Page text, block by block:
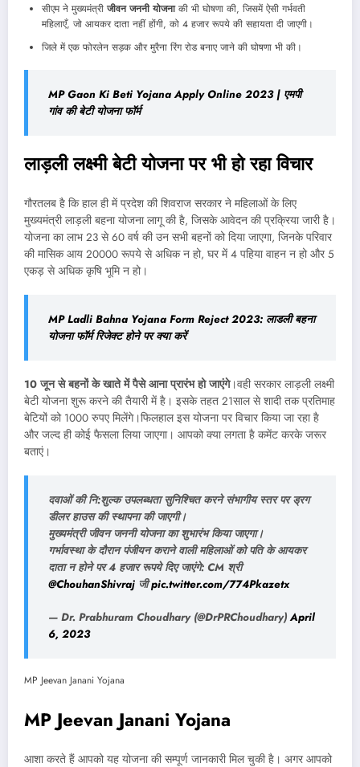
सीएम ने मुख्यमंत्री जीवन जननी योजनाकी भी घोषणा की, जिसमें ऐसी गर्भवती
महिलाएँ, जो आयकर दाता नहीं होंगी, को 4 हजार रूपये की सहायता दी जाएगी।
जिले में एक फोरलेन सड़क और मुरैना रिंग रोड बनाए जाने की घोषणा भी की।
MP Gaon Ki Beti Yojana Apply Online 2023 | एमपी
गांव की बेटी योजना फॉर्म
लाड़ली लक्ष्मी बेटी योजना पर भी हो रहा विचार
गौरतलब है कि हाल ही में प्रदेश की शिवराज सरकार ने महिलाओं के लिए
मुख्यमंत्री लाड़ली बहना योजना लागू की है, जिसके आवेदन की प्रक्रिया जारी है।
योजना का लाभ 23 से 60 वर्ष की उन सभी बहनों को दिया जाएगा, जिनके परिवार
की मासिक आय 20000 रूपये से अधिक न हो, घर में 4 पहिया वाहन न हो और 5
एकड़ से अधिक कृषि भूमि न हो।
MP Ladli Bahna Yojana Form Reject 2023: लाडली बहना
योजना फॉर्म रिजेक्ट होने पर क्या करें
10 जून से बहनों के खाते में पैसे आना प्रारंभ हो जाएंगे।वही सरकार लाड़ली लक्ष्मी
बेटी योजना शुरू करने की तैयारी में है। इसके तहत 21साल से शादी तक प्रतिमाह
बेटियों को 1000 रुपए मिलेंगे।फिलहाल इस योजना पर विचार किया जा रहा है
और जल्द ही कोई फैसला लिया जाएगा। आपको क्या लगता है कमेंट करके जरूर
बताएं।
दवाओं की नि:शुल्क उपलब्धता सुनिश्चित करने संभागीय स्तर पर ड्रग
डीलर हाउस की स्थापना की जाएगी।
मुख्यमंत्री जीवन जननी योजना का शुभारंभ किया जाएगा।
गर्भावस्था के दौरान पंजीयन कराने वाली महिलाओं को पति के आयकर
दाता न होने पर 4 हजार रूपये दिए जाएंगे: CM श्री
@ChouhanShivraj जीpic.twitter.com/774Pkazetx
— Dr. Prabhuram Choudhary (@DrPRChoudhary)April
6, 2023
MP Jeevan Janani Yojana
MP Jeevan Janani Yojana
आशा करते हैं आपको यह योजना की सम्पूर्ण जानकारी मिल चुकी है। अगर आपको